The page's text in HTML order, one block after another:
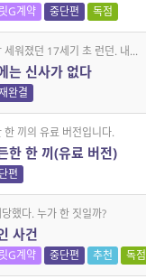
G계약 중단편 독점
세워졌던 17세기 초 런던. 내...
는 신사가 없다
완결
한 끼의 유료 버전입니다.
한 한 끼(유료 버전)
편
했다. 누가 한 짓일까?
사건
G계약 중단편 추천 독점